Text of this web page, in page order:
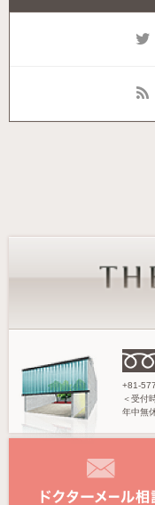
+81-
＜受付
年中無